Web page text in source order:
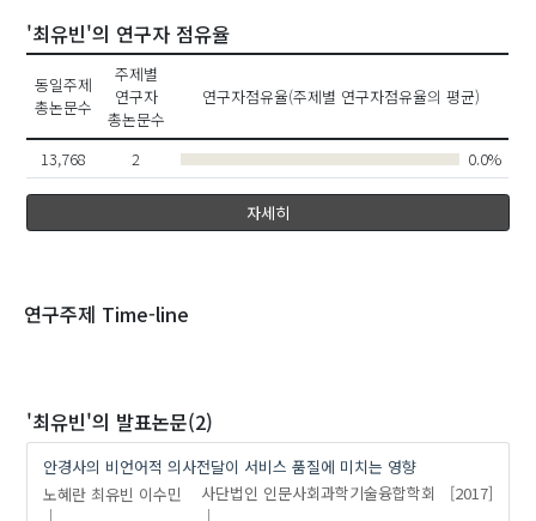
'최유빈'의 연구자 점유율
동일주제
총논문수
주제별
연구자
총논문수
연구자점유율(주제별 연구자점유율의 평균)
13,768 2 0.0%
자세히
연구주제 Time-line
'최유빈'의 발표논문(2)
안경사의 비언어적 의사전달이 서비스 품질에 미치는 영향
노혜란 최유빈 이수민 사단법인 인문사회과학기술융합학회 [2017]